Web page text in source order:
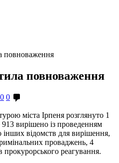
повноваження
повноваження
0
міста Ірпеня розглянуто 1
вирішено із проведенням
відомств для вирішення,
проваджень, 4
прокурорського реагування.